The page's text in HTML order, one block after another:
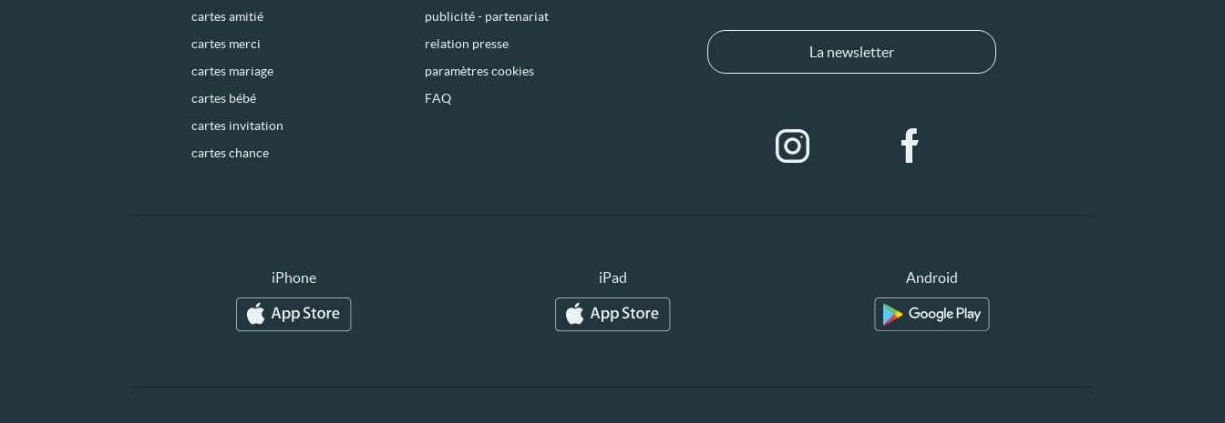
cartes amitié
cartes merci
cartes mariage
cartes bébé
cartes invitation
cartes chance
publicité - partenariat
relation presse
paramètres cookies
FAQ
La newsletter
iPhone iPad Android